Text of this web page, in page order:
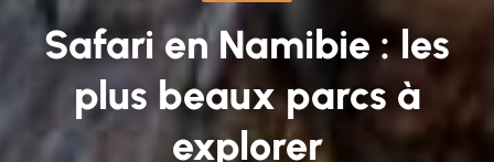
Safari en Namibie : les
plus beaux parcs à
explorer